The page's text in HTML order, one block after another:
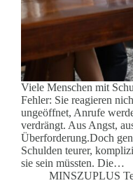
Viele Menschen mit
Fehler: Sie reagieren
ungeöffnet, Anrufe
verdrängt. Aus Angst,
Überforderung.Doch
Schulden teurer,
sie sein müssten. Die…
MINSZUPLUS